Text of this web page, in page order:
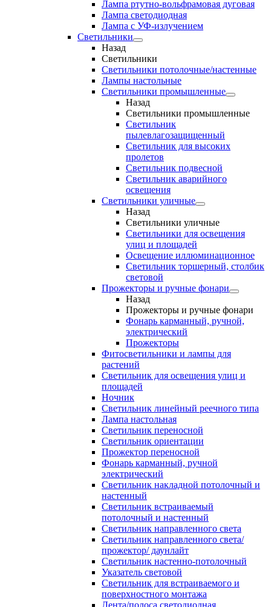
Лампа ртутно-вольфрамовая дуговая
Лампа светодиодная
Лампа с УФ-излучением
Светильники
Назад
Светильники
Светильники потолочные/настенные
Лампы настольные
Светильники промышленные
Назад
Светильники промышленные
Светильник
пылевлагозащищенный
Светильник для высоких
пролетов
Светильник подвесной
Светильник аварийного
освещения
Светильники уличные
Назад
Светильники уличные
Светильники для освещения
улиц и площадей
Освещение иллюминационное
Светильник торшерный, столбик
световой
Прожекторы и ручные фонари
Назад
Прожекторы и ручные фонари
Фонарь карманный, ручной,
электрический
Прожекторы
Фитосветильники и лампы для
растений
Светильник для освещения улиц и
площадей
Ночник
Светильник линейный реечного типа
Лампа настольная
Светильник переносной
Светильник ориентации
Прожектор переносной
Фонарь карманный, ручной
электрический
Светильник накладной потолочный и
настенный
Светильник встраиваемый
потолочный и настенный
Светильник направленного света
Светильник направленного света/
прожектор/ даунлайт
Светильник настенно-потолочный
Указатель световой
Светильник для встраиваемого и
поверхностного монтажа
Лента/полоса светодиодная